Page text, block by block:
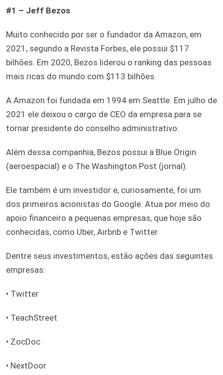
#1 – Jeff Bezos
Muito conhecido por ser o fundador da Amazon, em
2021, segundo a Revista Forbes, ele possui $117
bilhões. Em 2020, Bezos liderou o ranking das pessoas
mais ricas do mundo com $113 bilhões.
A Amazon foi fundada em 1994 em Seattle. Em julho de
2021 ele deixou o cargo de CEO da empresa para se
tornar presidente do conselho administrativo.
Além dessa companhia, Bezos possui a Blue Origin
(aeroespacial) e o The Washington Post (jornal).
Ele também é um investidor e, curiosamente, foi um
dos primeiros acionistas do Google. Atua por meio do
apoio financeiro a pequenas empresas, que hoje são
conhecidas, como Uber, Airbnb e Twitter.
Dentre seus investimentos, estão ações das seguintes
empresas:
• Twitter
• TeachStreet
• ZocDoc
• NextDoor